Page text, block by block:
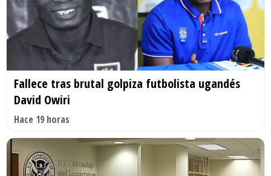
Fallece tras brutal golpiza futbolista ugandés
David Owiri
Hace 19 horas